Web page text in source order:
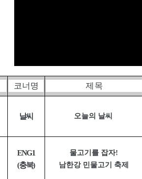
코너명 제 목
날씨 오늘의 날씨
ENG1
(충북)
물고기를 잡자!
남한강 민물고기 축제